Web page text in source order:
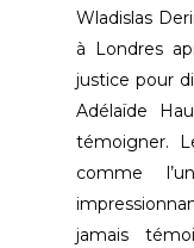
Wladislas
à Londres
justice pour
Adélaïde
témoigner.
comme
jamais